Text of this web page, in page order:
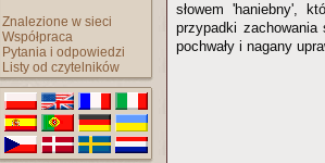
Znalezione w sieci
Współpraca
Pytania i odpowiedzi
Listy od czytelników
słowem 'haniebny',
przypadki
pochwały i nagany